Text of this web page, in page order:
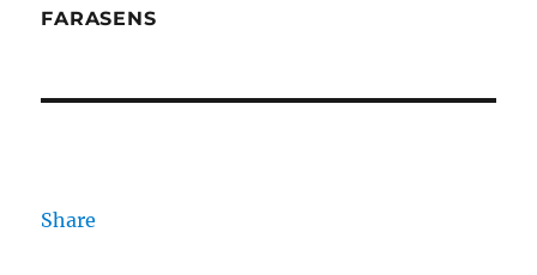
FARASENS
Share